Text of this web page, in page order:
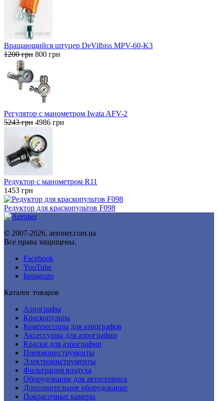
Вращающийся штуцер DeVilbiss MPV-60-K3
1200грн Первоначальная
1200 грн.
800 грн
Регулятор с манометром Iwata AFV-2
5243грн Первоначальная
составляла
5243 грн.
4986 грн
Редуктор с манометром R11
1453 грн
Редуктор для краскопультов F098
© 2007-2026, aeroner.com.ua
Все права защищены.
Facebook
YouTube
Instagram
Каталог товаров
Аэрографы
Краскопульты
Компрессоры для аэрографов
Аксессуары для аэрографии
Краски для аэрографии
Пневмоинструменты
Электроинструменты
Фильтрация воздуха
Оборудование для автосервиса
Дополнительное оборудование
Покрасочные камеры